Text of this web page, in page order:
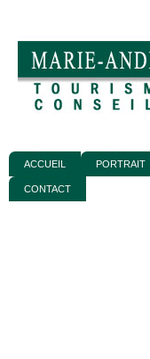
ACCUEIL PORTRAIT
CONTACT